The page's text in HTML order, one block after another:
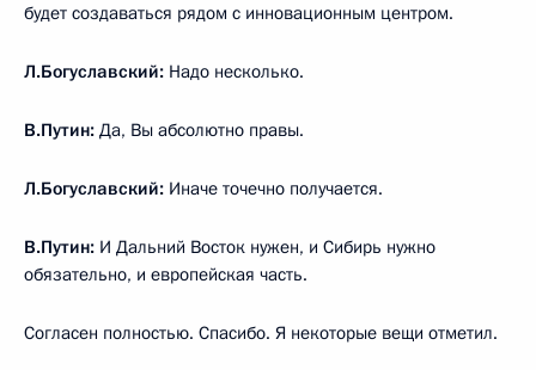
будет создаваться рядом с инновационным центром.
Л.Богуславский: Надо несколько.
В.Путин: Да, Вы абсолютно правы.
Л.Богуславский: Иначе точечно получается.
В.Путин: И Дальний Восток нужен, и Сибирь нужно
обязательно, и европейская часть.
Согласен полностью. Спасибо. Я некоторые вещи отметил.